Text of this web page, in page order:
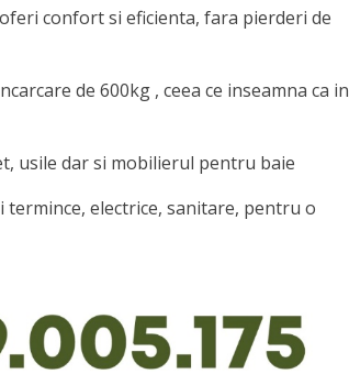
confort si eficienta, fara pierderi de
de 600kg , ceea ce inseamna ca in
usile dar si mobilierul pentru baie
electrice, sanitare, pentru o